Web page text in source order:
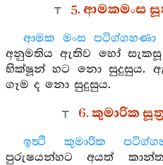
5. ආමකමංස
ආමක මංස පටිග්ගහණා
අනුමතිය ඇතිව හෝ සැකසූ
භික්ෂූන් හට නො සුදුසුය.
ගෑම ද නො සුදුසුය.
6. කුමාරික
ඉත්‍ථි කුමාරික
පුරුෂයන්හට අයත්